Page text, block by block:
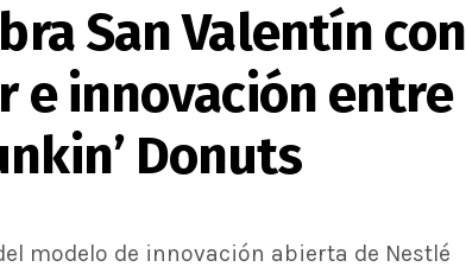
San Valentín con
e innovación entre
Donuts
modelo de innovación abierta de Nestlé